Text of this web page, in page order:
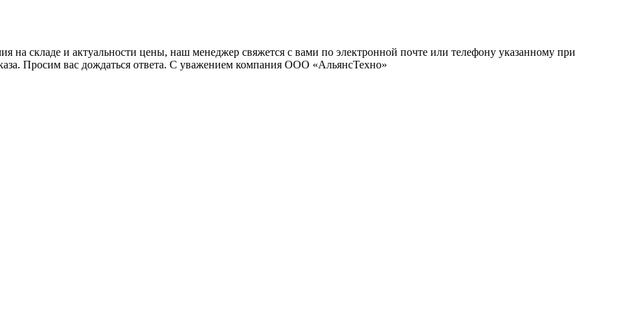
на складе и актуальности цены, наш менеджер свяжется с вами по электронной почте или телефону указанному при
Просим вас дождаться ответа. С уважением компания ООО «АльянсТехно»